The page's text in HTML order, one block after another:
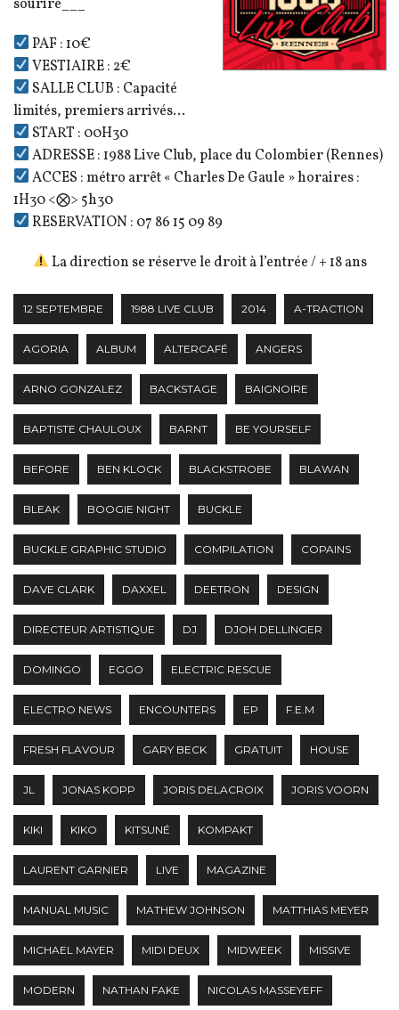
sourire___
PAF : 10€
VESTIAIRE : 2€
SALLE CLUB : Capacité
limités, premiers arrivés…
START : 00H30
ADRESSE : 1988 Live Club, place du Colombier (Rennes)
ACCES : métro arrêt « Charles De Gaule » horaires :
1H30 <⨂> 5h30
RESERVATION : 07 86 15 09 89
La direction se réserve le droit à l’entrée / + 18 ans
12 SEPTEMBRE 1988 LIVE CLUB 2014 A-TRACTION
AGORIA ALBUM ALTERCAFÉ ANGERS
ARNO GONZALEZ BACKSTAGE BAIGNOIRE
BAPTISTE CHAULOUX BARNT BE YOURSELF
BEFORE BEN KLOCK BLACKSTROBE BLAWAN
BLEAK BOOGIE NIGHT BUCKLE
BUCKLE GRAPHIC STUDIO COMPILATION COPAINS
DAVE CLARK DAXXEL DEETRON DESIGN
DIRECTEUR ARTISTIQUE DJ DJOH DELLINGER
DOMINGO EGGO ELECTRIC RESCUE
ELECTRO NEWS ENCOUNTERS EP F.E.M
FRESH FLAVOUR GARY BECK GRATUIT HOUSE
JL JONAS KOPP JORIS DELACROIX JORIS VOORN
KIKI KIKO KITSUNÉ KOMPAKT
LAURENT GARNIER LIVE MAGAZINE
MANUAL MUSIC MATHEW JOHNSON MATTHIAS MEYER
MICHAEL MAYER MIDI DEUX MIDWEEK MISSIVE
MODERN NATHAN FAKE NICOLAS MASSEYEFF